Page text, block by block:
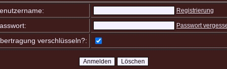
Registrierung
Passwort
verschlüsseln?: